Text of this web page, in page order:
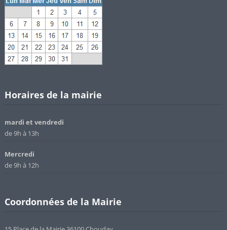
Horaires de la mairie
mardi et vendredi
de 9h à 13h
Mercredi
de 9h à 12h
Coordonnées de la Mairie